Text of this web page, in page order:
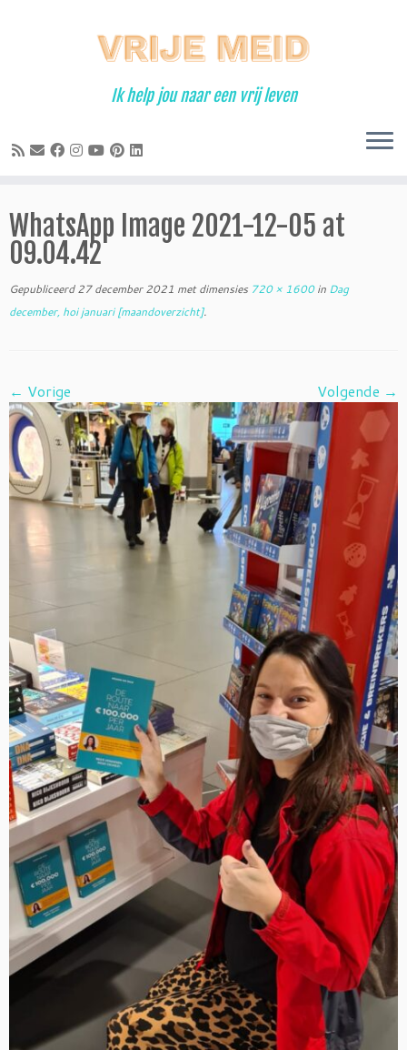
Ik help jou naar een vrij leven
WhatsApp Image 2021-12-05 at
09.04.42
Gepubliceerd 27 december 2021 met dimensies 720 × 1600in Dag
december, hoi januari [maandoverzicht].
← Vorige Volgende →